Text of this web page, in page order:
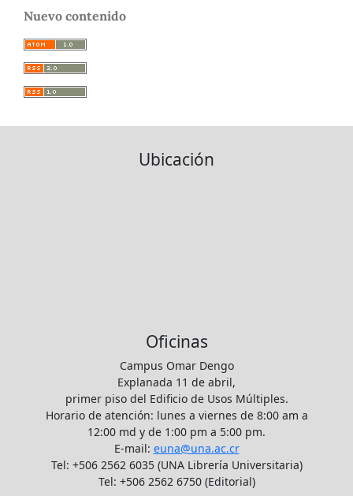
Nuevo contenido
Ubicación
Oficinas
Campus Omar Dengo
Explanada 11 de abril,
primer piso del Edificio de Usos Múltiples.
Horario de atención: lunes a viernes de 8:00 am a
12:00 md y de 1:00 pm a 5:00 pm.
E-mail: euna@una.ac.cr
Tel: +506 2562 6035 (UNA Librería Universitaria)
Tel: +506 2562 6750 (Editorial)